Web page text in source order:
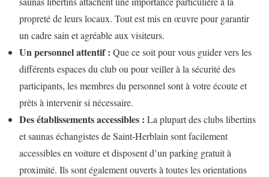
propreté de leurs locaux. Tout est mis en œuvre pour garantir
un cadre sain et agréable aux visiteurs.
Un personnel attentif : Que ce soit pour vous guider vers les
différents espaces du club ou pour veiller à la sécurité des
participants, les membres du personnel sont à votre écoute et
prêts à intervenir si nécessaire.
Des établissements accessibles : La plupart des clubs libertins
et saunas échangistes de Saint-Herblain sont facilement
accessibles en voiture et disposent d’un parking gratuit à
proximité. Ils sont également ouverts à toutes les orientations